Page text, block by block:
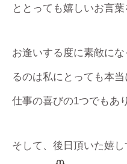
ととっても嬉しいお言
お逢いする度に素敵に
るのは私にとっても本
仕事の喜びの1つでもあ
そして、後日頂いた嬉